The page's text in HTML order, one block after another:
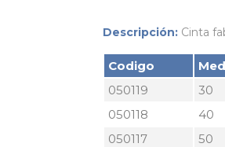
Descripción: Cinta
Codigo
050119
30
050118
40
050117
50